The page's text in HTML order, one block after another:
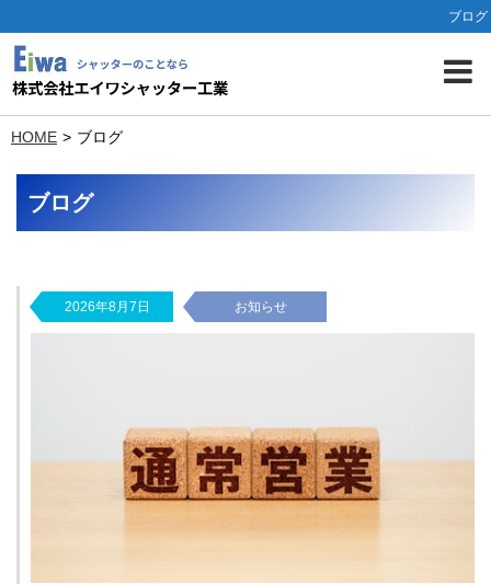
ブログ
HOME ブログ
ブログ
2026年8月7日 お知らせ